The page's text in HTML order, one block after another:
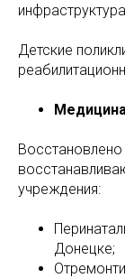
Детские
учреждения:
Донецке;